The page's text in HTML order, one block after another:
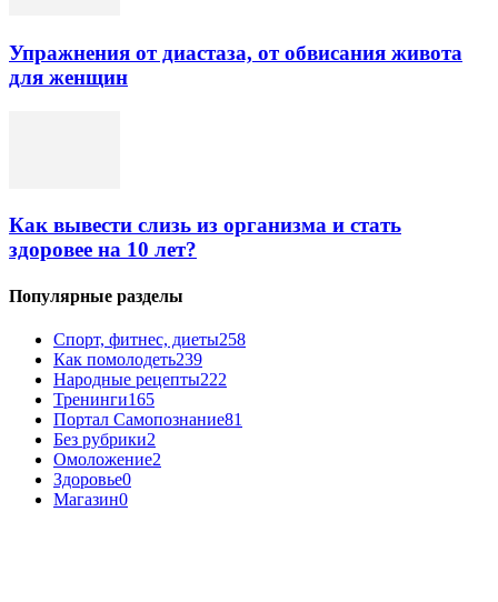
Упражнения от диастаза, от обвисания живота
для женщин
Как вывести слизь из организма и стать
здоровее на 10 лет?
Популярные разделы
Спорт, фитнес, диеты258
Как помолодеть239
Народные рецепты222
Тренинги165
Портал Самопознание81
Без рубрики2
Омоложение2
Здоровье0
Магазин0